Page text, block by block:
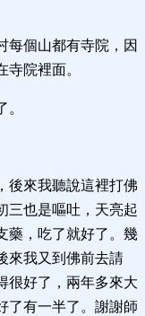
每個山都有寺院，因
院裡面。
後來我聽說這裡打佛
三也是嘔吐，天亮起
藥，吃了就好了。幾
來我又到佛前去請
很好了，兩年多來大
了有一半了。謝謝師